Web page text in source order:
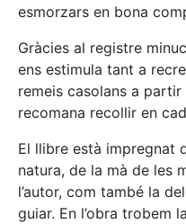
esmorzars en bona
Gràcies al registre
ens estimula tant a
remeis casolans a
recomana recollir en
El llibre està impregnat
natura, de la mà de les
l’autor, com també la
guiar. En l’obra trobem